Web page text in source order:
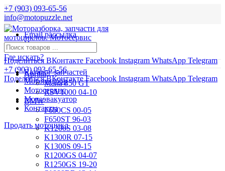
+7 (903) 093-65-56
info@motopuzzle.net
Email рассылка
Новости
Поделиться ВКонтакте Facebook Instagram WhatsApp Telegram
+7 (903) 093-65-56
Поделиться ВКонтакте Facebook Instagram WhatsApp Telegram
Где искать?
Aprilia
Mana 850 GT
RSV1000 04-10
BMW
F650CS 00-05
F650ST 96-03
K1200S 03-08
K1300R 07-15
K1300S 09-15
R1200GS 04-07
R1250GS 19-20
Каталог запчастей
Мотоподбор
Мотосервис
Мотоэвакуатор
Контакты
Продать мотоцикл